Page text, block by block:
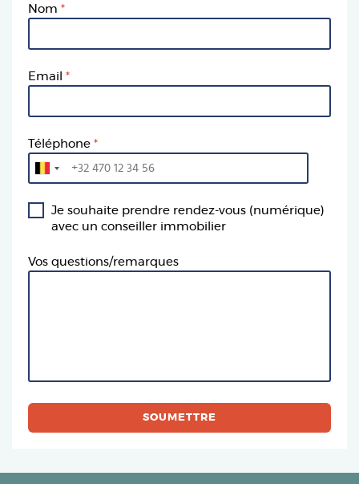
Nom
Email
Téléphone
Je souhaite prendre rendez-vous (numérique)
avec un conseiller immobilier
Vos questions/remarques